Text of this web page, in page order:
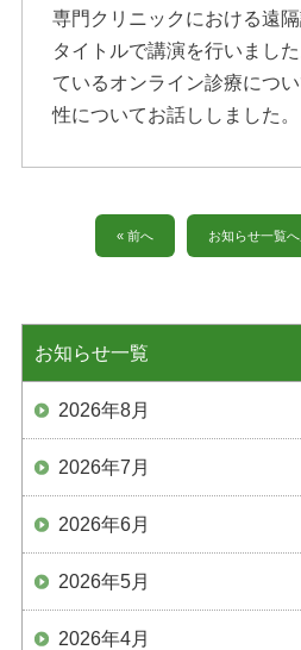
専門クリニックにおける遠
タイトルで講演を行いまし
ているオンライン診療につ
性についてお話ししました。
« 前へ お知らせ一覧
お知らせ一覧
2026年8月
2026年7月
2026年6月
2026年5月
2026年4月